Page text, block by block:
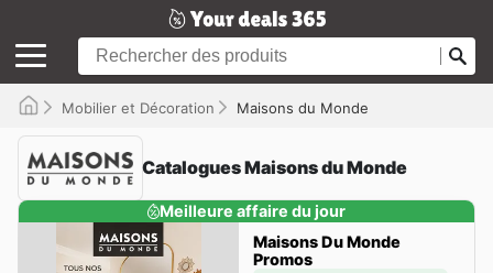
Mobilier et Décoration Maisons du Monde
Catalogues Maisons du Monde
Meilleure affaire du jour
Maisons Du Monde
Promos